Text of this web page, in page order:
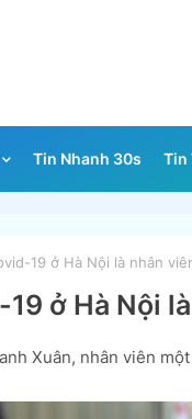
Tin Nhanh 30s Tin
19 ở Hà Nội là nhân
ở Hà Nội
Xuân, nhân viên